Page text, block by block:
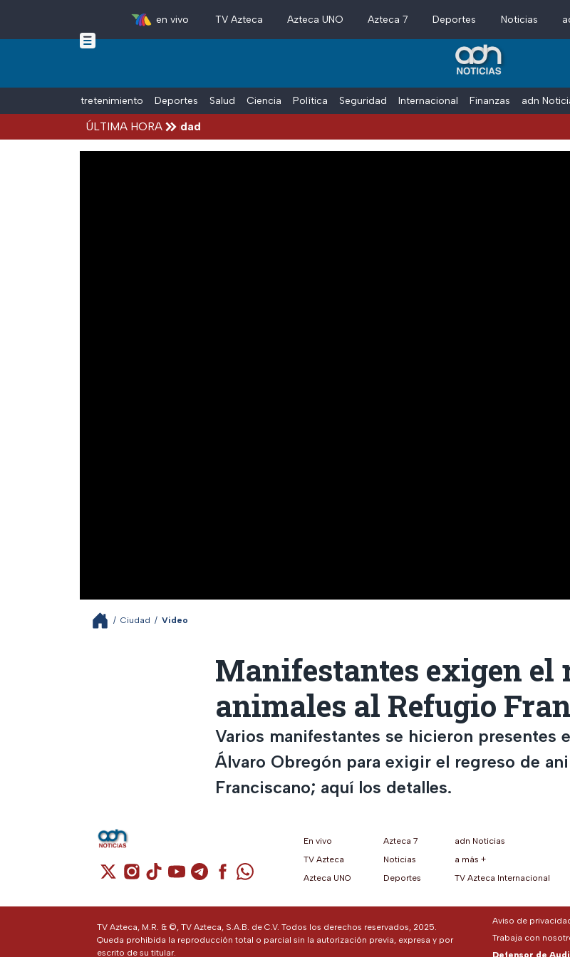
Skip to main content
en vivo TV Azteca Azteca UNO Azteca 7 Deportes Noticias
Entretenimiento Deportes Salud Ciencia Política Seguridad Internacional Finanzas adn
ÚLTIMA HORA
por alerta de seguridad
/ Ciudad / Video
Manifestantes exigen el
animales al Refugio
Varios manifestantes se hicieron presentes
Álvaro Obregón para exigir el regreso de
Franciscano; aquí los detalles.
Cuenta de X / Twitter (se abre en una nueva pestaña)
Cuenta de Instagram (se abre en una nueva pestaña)
Cuenta de TikTok (se abre en una nueva pestaña)
Cuenta de YouTube (se abre en una nueva pestaña)
Cuenta de Telegram (se abre en una nueva pestaña)
Cuenta de Facebook (se abre en una nueva pestaña)
Cuenta de WhatsApp (se abre en una nueva pestaña)
En vivo
TV Azteca
Azteca UNO
Azteca 7
Noticias
Deportes
adn Noticias
a más +
TV Azteca Internacional
TV Azteca, M.R. & ©, TV Azteca, S.A.B. de C.V. Todos los derechos reservados, 2025.
Queda prohibida la reproducción total o parcial sin la autorización previa, expresa y por
escrito de su titular.
Aviso de
Trabaja con
Defensor de